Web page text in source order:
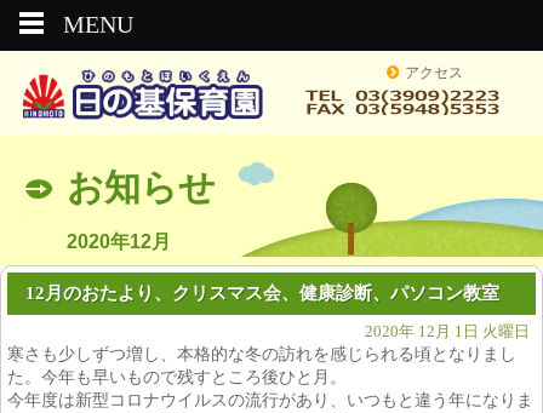
アクセス
お知らせ
2020年12月
12月のおたより、クリスマス会、健康診断、パソコン教室
2020年 12月 1日 火曜日
寒さも少しずつ増し、本格的な冬の訪れを感じられる頃となりまし
た。今年も早いもので残すところ後ひと月。
今年度は新型コロナウイルスの流行があり、いつもと違う年になりま
MENU